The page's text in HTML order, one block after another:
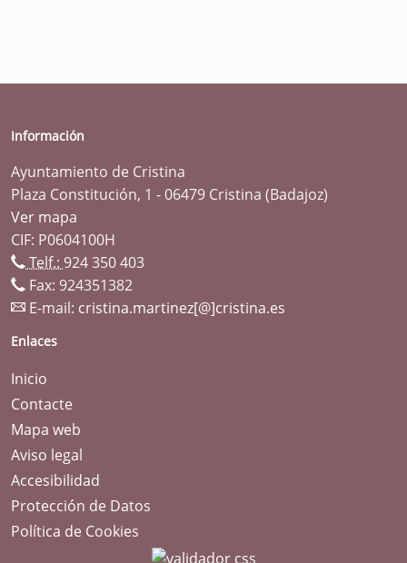
Información
Ayuntamiento de Cristina
Plaza Constitución, 1 - 06479 Cristina (Badajoz)
Ver mapa
CIF: P0604100H
Telf.: 924 350 403
Fax: 924351382
E-mail: cristina.martinez[@]cristina.es
Enlaces
Inicio
Contacte
Mapa web
Aviso legal
Accesibilidad
Protección de Datos
Política de Cookies